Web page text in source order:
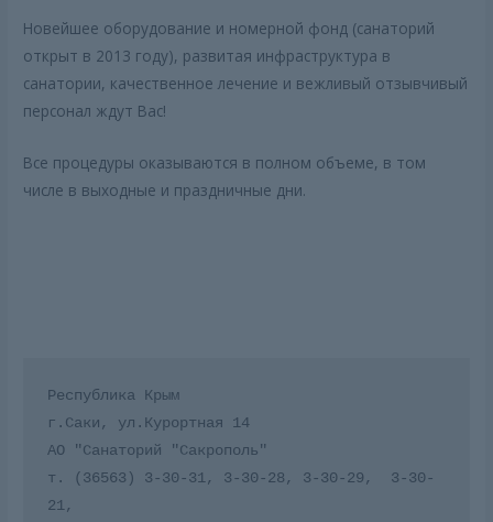
Новейшее оборудование и номерной фонд (санаторий
открыт в 2013 году), развитая инфраструктура в
санатории, качественное лечение и вежливый отзывчивый
персонал ждут Вас!
Все процедуры оказываются в полном объеме, в том
числе в выходные и праздничные дни.
Республика Крым
г.Саки, ул.Курортная 14
АО "Санаторий "Сакрополь"
т. (36563) 3-30-31, 3-30-28, 3-30-29,  3-30-
21,